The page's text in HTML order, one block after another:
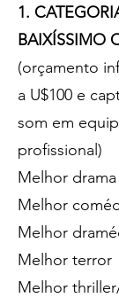
1.
BAIXÍSSIMO
(orçamento
a U$100 e
som em
profissional)
Melhor drama
Melhor
Melhor
Melhor terror
Melhor